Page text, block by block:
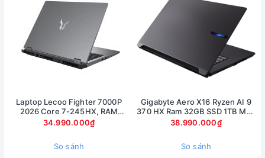
Laptop Lecoo Fighter 7000P
2026 Core 7-245HX, RAM
16GB, SSD 512GB, RTX 5060
8GB, màn 16 inch 2.5K 180Hz
34.990.000₫
So sánh
Gigabyte Aero X16 Ryzen AI 9
370 HX Ram 32GB SSD 1TB Màn
hình 16inch 2.5K RTX 5070 8Gb
38.990.000₫
So sánh